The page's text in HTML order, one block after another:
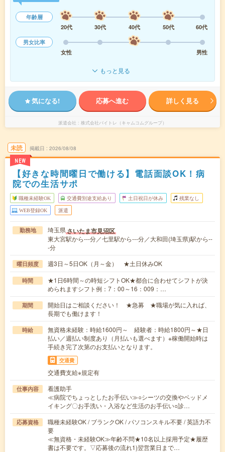
年齢層
20代
30代 40代 50代
60代
男女比率
女性
男性
もっと見る
気になる! 応募へ進む 詳しく見る
派遣会社 株式会社バイトレ（キャムコムグループ）
未読
NEW
掲載日 2026/08/08
【好きな時間曜日で働ける】電話面談OK！病
院での生活サポ
職種未経験OK 交通費別途支給あり 土日祝日が休み 残業なし
WEB登録OK 派遣
勤務地 埼玉県さいたま市見沼区
東大宮駅から---分／七里駅から---分／大和田(埼玉県)駅から--
-分
曜日頻度 週3日～5日OK（月～金） ★土日休みOK
時間
★1日6時間～の時短シフトOK★都合に合わせてシフトが決
められますシフト例：7：00～16：009：…
期間
開始日はご相談ください！ ★急募 ★職場が気に入れば、
長期でも働けます！
時給
無資格未経験：時給1600円～ 経験者：時給1800円～★日
払い／週払い制度あり（月払いも選べます）※稼働開始時は
手続き完了次第のお支払いとなります。
交通費
交通費支給※規定有
仕事内容
看護助手
≪病院でちょっとしたお手伝い≫○シーツの交換やベッドメ
イキング〇お手洗い・入浴など生活のお手伝い○診…
応募資格
職種未経験OK / ブランクOK / パソコンスキル不要 / 英語力不
要
≪無資格・未経験OK≫年齢不問★10名以上採用予定★履歴
書は不要です。▽応募後の流れ1)翌営業日まで…